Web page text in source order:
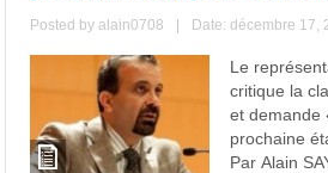
Posted byalain0708 Date: décembre 17,
Le
critique la
et demande
prochaine
Par Alain